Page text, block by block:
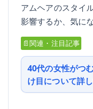
アムヘアのスタイ
影響するか、気に
📄関連・注目記事
40代の女性がつ
け目について詳